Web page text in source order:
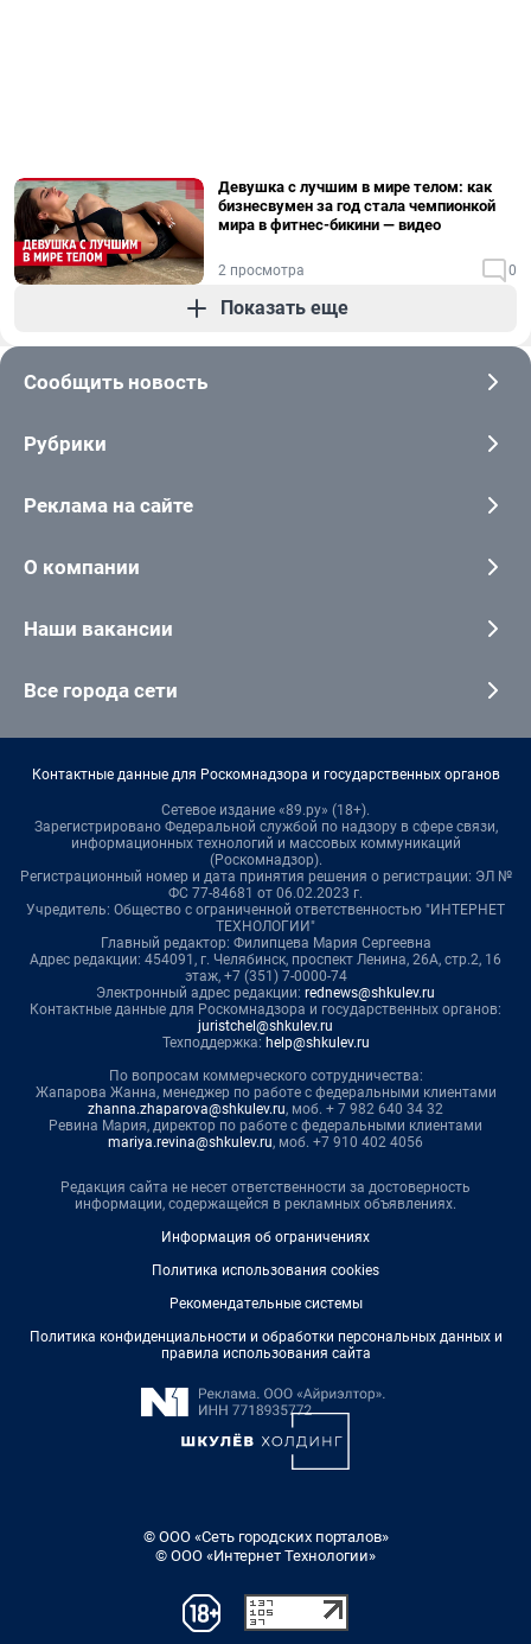
Девушка с лучшим в мире телом: как
бизнесвумен за год стала чемпионкой
мира в фитнес-бикини — видео
2 просмотра 0
Показать еще
Сообщить новость
Рубрики
Реклама на сайте
О компании
Наши вакансии
Все города сети
Контактные данные для Роскомнадзора и государственных органов
Сетевое издание «89.ру» (18+).
Зарегистрировано Федеральной службой по надзору в сфере связи,
информационных технологий и массовых коммуникаций
(Роскомнадзор).
Регистрационный номер и дата принятия решения о регистрации: ЭЛ №
ФС 77-84681 от 06.02.2023 г.
Учредитель: Общество с ограниченной ответственностью "ИНТЕРНЕТ
ТЕХНОЛОГИИ"
Главный редактор: Филипцева Мария Сергеевна
Адрес редакции: 454091, г. Челябинск, проспект Ленина, 26А, стр.2, 16
этаж, +7 (351) 7-0000-74
Электронный адрес редакции: rednews@shkulev.ru
Контактные данные для Роскомнадзора и государственных органов:
juristchel@shkulev.ru
Техподдержка: help@shkulev.ru
По вопросам коммерческого сотрудничества:
Жапарова Жанна, менеджер по работе с федеральными клиентами
zhanna.zhaparova@shkulev.ru, моб. + 7 982 640 34 32
Ревина Мария, директор по работе с федеральными клиентами
mariya.revina@shkulev.ru, моб. +7 910 402 4056
Редакция сайта не несет ответственности за достоверность
информации, содержащейся в рекламных объявлениях.
Информация об ограничениях
Политика использования cookies
Рекомендательные системы
Политика конфиденциальности и обработки персональных данных и
правила использования сайта
© ООО «Сеть городских порталов»
© ООО «Интернет Технологии»